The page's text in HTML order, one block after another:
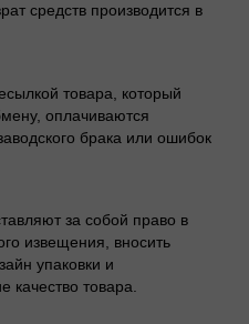
средств производится в
товара, который
оплачиваются
брака или ошибок
за собой право в
извещения, вносить
упаковки и
качество товара.